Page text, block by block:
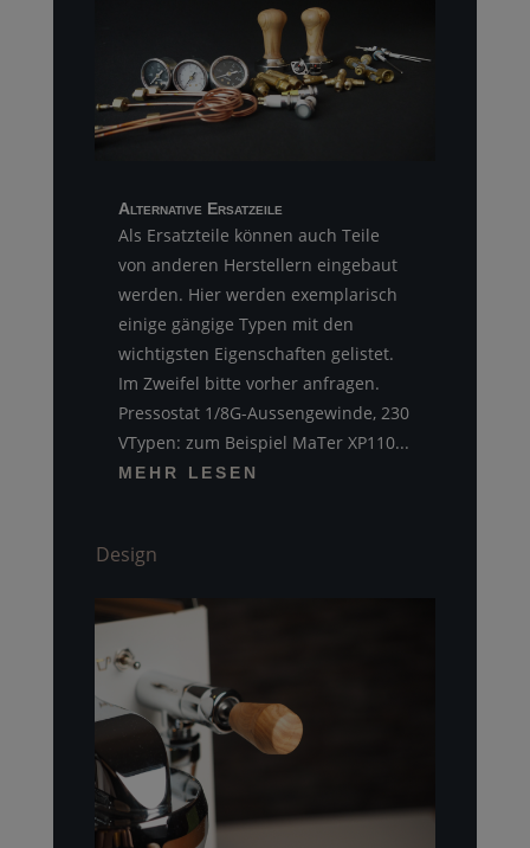
Alternative Ersatzeile
Als Ersatzteile können auch Teile
von anderen Herstellern eingebaut
werden. Hier werden exemplarisch
einige gängige Typen mit den
wichtigsten Eigenschaften gelistet.
Im Zweifel bitte vorher anfragen.
Pressostat 1/8G-Aussengewinde, 230
VTypen: zum Beispiel MaTer XP110...
MEHR LESEN
Design